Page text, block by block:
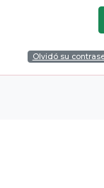
Olvidó su